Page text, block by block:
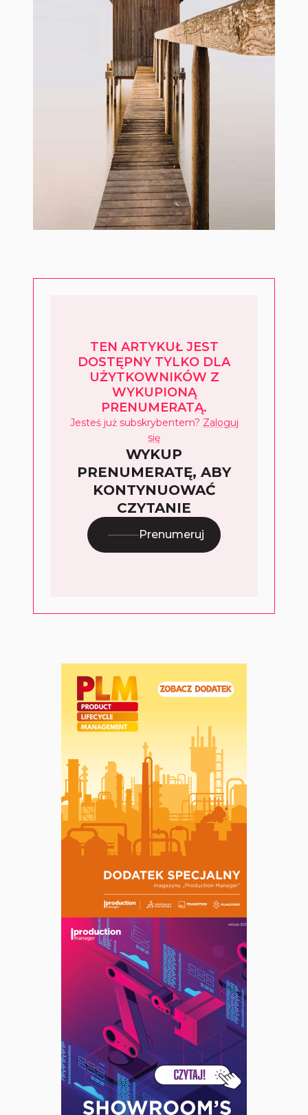
TEN ARTYKUŁ JEST
DOSTĘPNY TYLKO DLA
UŻYTKOWNIKÓW Z
WYKUPIONĄ
PRENUMERATĄ.
Jesteś już subskrybentem? Zaloguj
się
WYKUP
PRENUMERATĘ, ABY
KONTYNUOWAĆ
CZYTANIE
Prenumeruj